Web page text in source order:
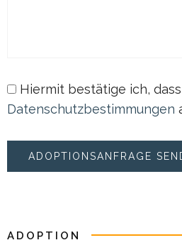
Hiermit bestätige ich,
Datenschutzbestimmungen
ADOPTION